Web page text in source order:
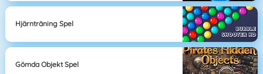
Hjärnträning Spel
Gömda Objekt Spel